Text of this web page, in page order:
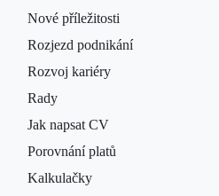
Nové příležitosti
Rozjezd podnikání
Rozvoj kariéry
Rady
Jak napsat CV
Porovnání platů
Kalkulačky